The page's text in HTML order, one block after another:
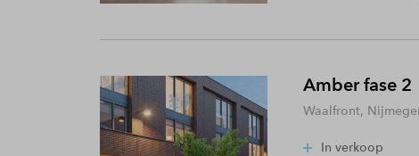
Amber fase 2
Waalfront,
In verkoop